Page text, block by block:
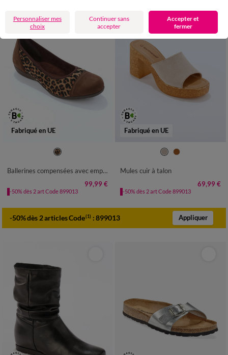
Fabriqué en UE
38 39
Ballerines compensées avec empiècements extensibles
99,99 €
-50% dès 2 art Code 899013
Fabriqué en UE
38 39
Mules cuir à talon
69,99 €
-50% dès 2 art Code 899013
-50% dès 2 articles Code(1) :899013 Appliquer
Personnaliser mes
choix
Continuer sans
accepter
Accepter et
fermer